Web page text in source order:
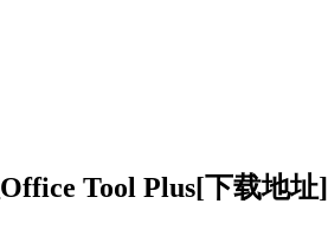
Office Tool Plus[下载地址]